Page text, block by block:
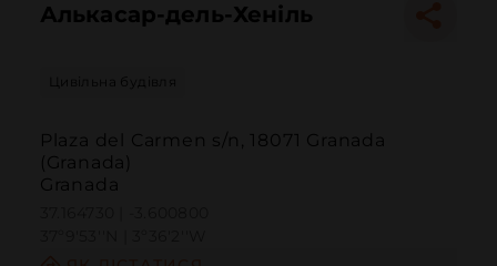
Алькасар-дель-Хеніль
Цивільна будівля
Plaza del Carmen s/n, 18071 Granada
(Granada)
Granada